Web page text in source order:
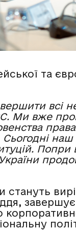
та
всі
Ми вже
наш
Попри
стануть